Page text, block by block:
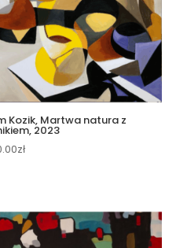
Kozik, Martwa natura z
2023
zł